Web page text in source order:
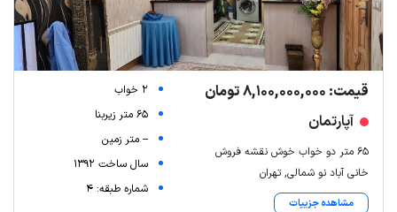
قیمت: 8,100,000,000 تومان
آپارتمان
۶۵ متر دو خواب خوش نقشه فروش
خانی آباد نو شمالی, تهران
مشاهده جزییات
2 خواب
65 متر زیربنا
-- متر زمین
سال ساخت 1392
شماره طبقه: 4